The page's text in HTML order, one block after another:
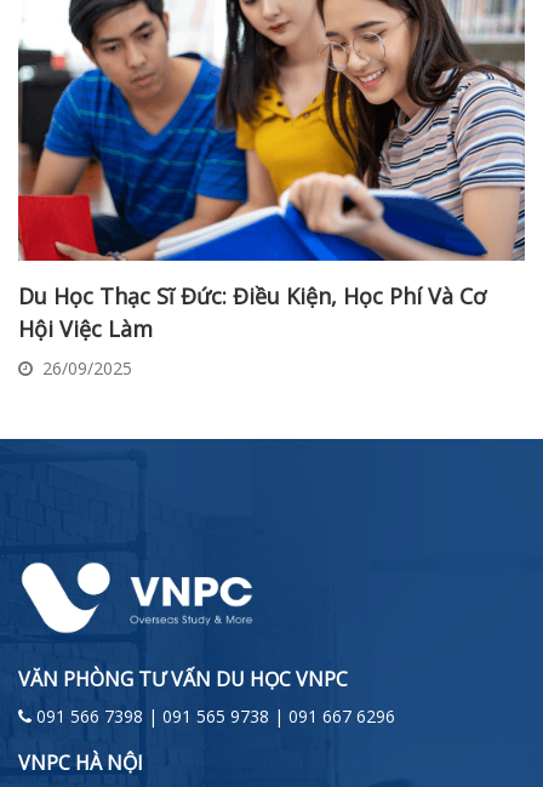
Du Học Thạc Sĩ Đức: Điều Kiện, Học Phí Và Cơ
Hội Việc Làm
26/09/2025
VĂN PHÒNG TƯ VẤN DU HỌC VNPC
091 566 7398 | 091 565 9738 | 091 667 6296
VNPC HÀ NỘI